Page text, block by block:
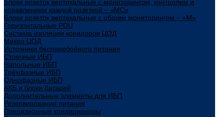
Блоки розеток вертикальные с мониторингом, контролем и
управлением каждой розеткой – «МС»
Блоки розеток вертикальные с общим мониторингом – «М»
Горизонтальные PDU
Система изоляции коридоров ЦОД
Микро ЦОД
Источники бесперебойного питания
Стоечные ИБП
Напольные ИБП
Трёхфазные ИБП
Однофазные ИБП
АКБ и блоки батарей
Дополнительные элементы для ИБП
Резервирование питания
Прецизионные кондиционеры